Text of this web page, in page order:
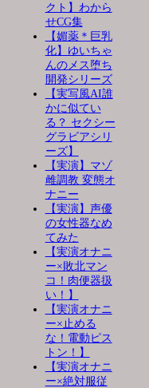
クト】わから
せCG集
【媚薬＊巨乳
化】ゆいちゃ
んのメス堕ち
開発シリーズ
【実写風AI誰
かに似てい
る？ セクシー
グラビアシリ
ーズ】
【実演】マゾ
雌調教 変態オ
ナニー
【実演】声優
の女性器なめ
てみた
【実演オナニ
ー×敗北マン
コ！肉便器扱
い！】
【実演オナニ
ー×止める
な！電動ピス
トン！】
【実演オナニ
ー×絶対服従